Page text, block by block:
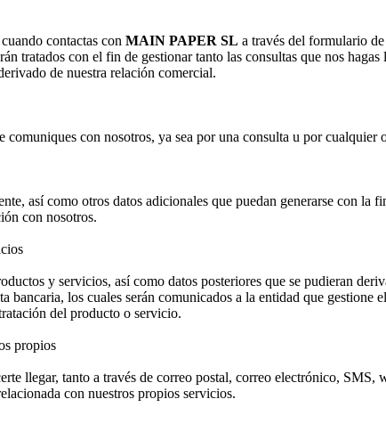
contactas con MAIN PAPER SL a través del formulario
tratados con el fin de gestionar tanto las consultas que nos
de nuestra relación comercial.
comuniques con nosotros, ya sea por una consulta u por
así como otros datos adicionales que puedan generarse con
con nosotros.
y servicios, así como datos posteriores que se pudieran
bancaria, los cuales serán comunicados a la entidad que
del producto o servicio.
propios
llegar, tanto a través de correo postal, correo electrónico,
con nuestros propios servicios.